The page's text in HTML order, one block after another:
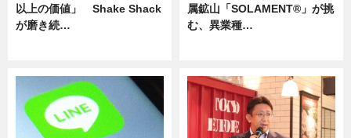
以上の価値」 Shake Shack
が磨き続…
属鉱山「SOLAMENT®」が挑
む、異業種…